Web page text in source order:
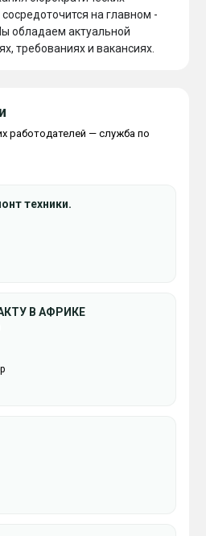
на главном -
обладаем актуальной
требованиях и вакансиях.
работодателей — служба по
техники.
В АФРИКЕ